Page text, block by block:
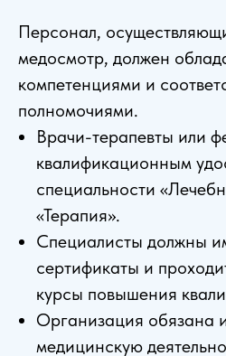
Персонал,
медосмотр, должен
компетенциями и
полномочиями.
Врачи-терапевты или
квалификационным
специальности
«Терапия».
Специалисты должны
сертификаты и
курсы повышения
Организация обязана
медицинскую